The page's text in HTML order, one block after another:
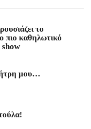
το
καθηλωτικό
show
μου…